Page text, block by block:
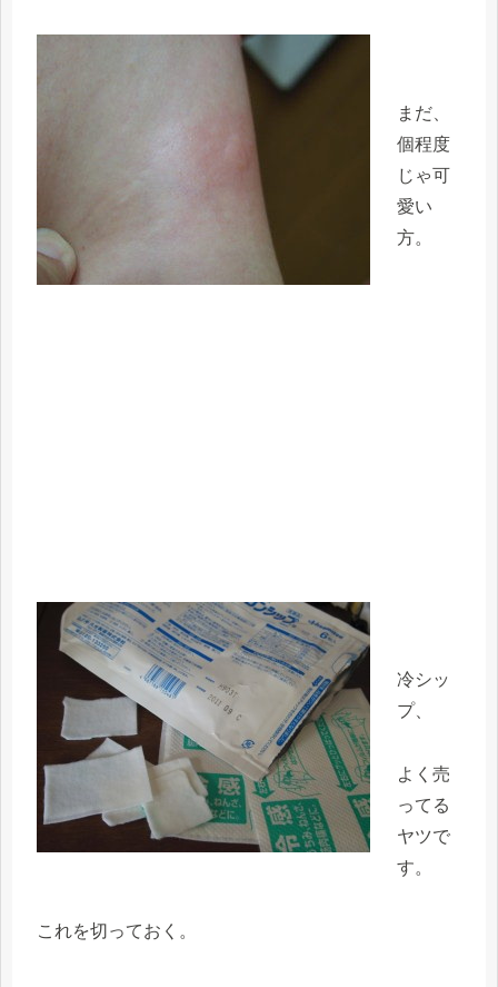
まだ、
個程度
じゃ可
愛い
方。
冷シッ
プ、
よく売
ってる
ヤツで
す。
これを切っておく。